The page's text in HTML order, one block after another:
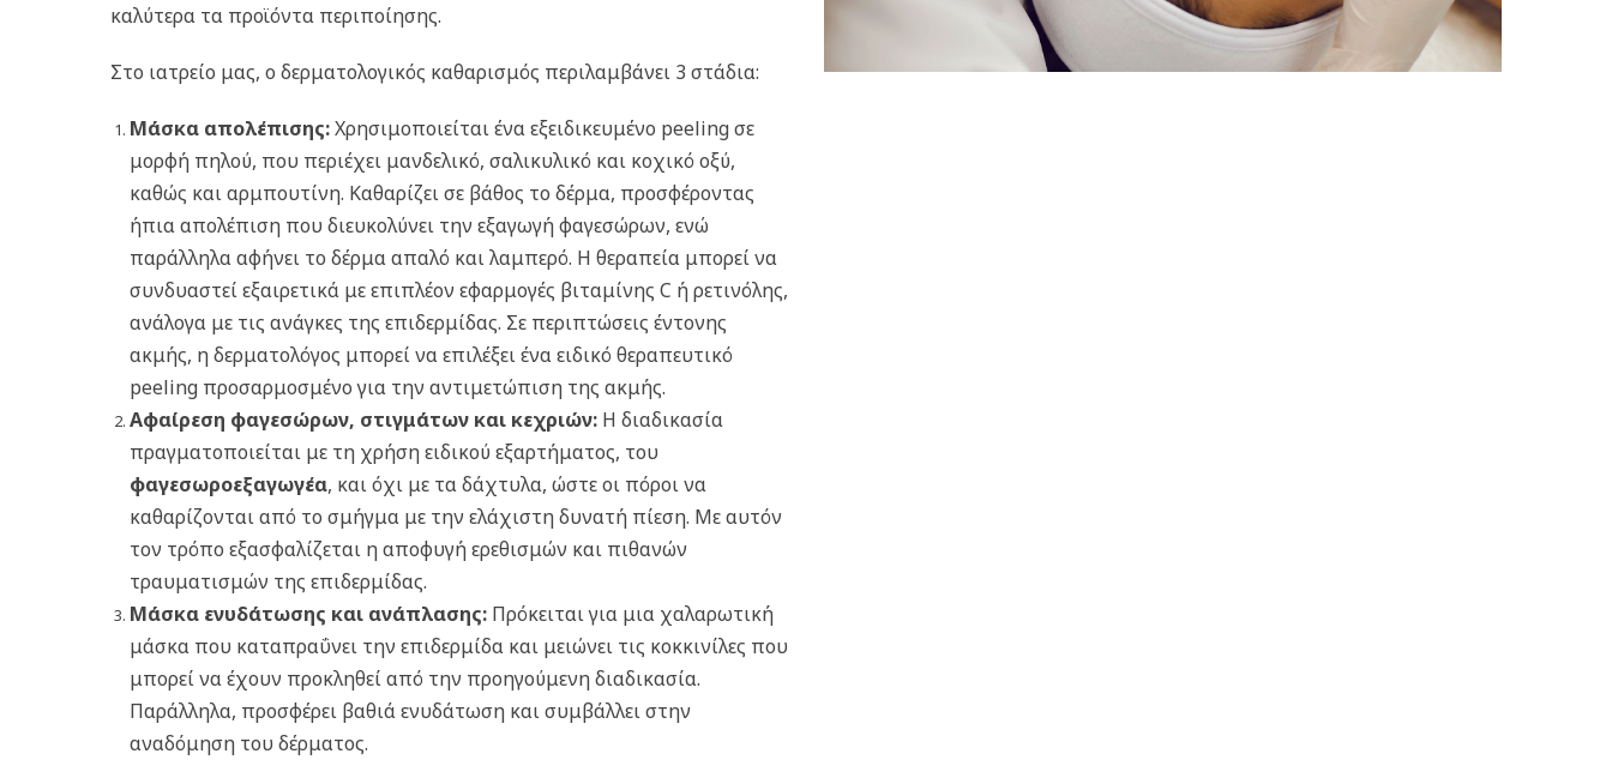
καλύτερα τα προϊόντα περιποίησης.
Στο ιατρείο μας, ο δερματολογικός καθαρισμός περιλαμβάνει 3 στάδια:
Μάσκα απολέπισης:Χρησιμοποιείται ένα εξειδικευμένο peeling σε
μορφή πηλού, που περιέχει μανδελικό, σαλικυλικό και κοχικό οξύ,
καθώς και αρμπουτίνη. Καθαρίζει σε βάθος το δέρμα, προσφέροντας
ήπια απολέπιση που διευκολύνει την εξαγωγή φαγεσώρων, ενώ
παράλληλα αφήνει το δέρμα απαλό και λαμπερό. Η θεραπεία μπορεί να
συνδυαστεί εξαιρετικά με επιπλέον εφαρμογές βιταμίνης C ή ρετινόλης,
ανάλογα με τις ανάγκες της επιδερμίδας. Σε περιπτώσεις έντονης
ακμής, η δερματολόγος μπορεί να επιλέξει ένα ειδικό θεραπευτικό
peeling προσαρμοσμένο για την αντιμετώπιση της ακμής.
Αφαίρεση φαγεσώρων, στιγμάτων και κεχριών:Η διαδικασία
πραγματοποιείται με τη χρήση ειδικού εξαρτήματος, του
φαγεσωροεξαγωγέα, και όχι με τα δάχτυλα, ώστε οι πόροι να
καθαρίζονται από το σμήγμα με την ελάχιστη δυνατή πίεση. Με αυτόν
τον τρόπο εξασφαλίζεται η αποφυγή ερεθισμών και πιθανών
τραυματισμών της επιδερμίδας.
Μάσκα ενυδάτωσης και ανάπλασης:Πρόκειται για μια χαλαρωτική
μάσκα που καταπραΰνει την επιδερμίδα και μειώνει τις κοκκινίλες που
μπορεί να έχουν προκληθεί από την προηγούμενη διαδικασία.
Παράλληλα, προσφέρει βαθιά ενυδάτωση και συμβάλλει στην
αναδόμηση του δέρματος.